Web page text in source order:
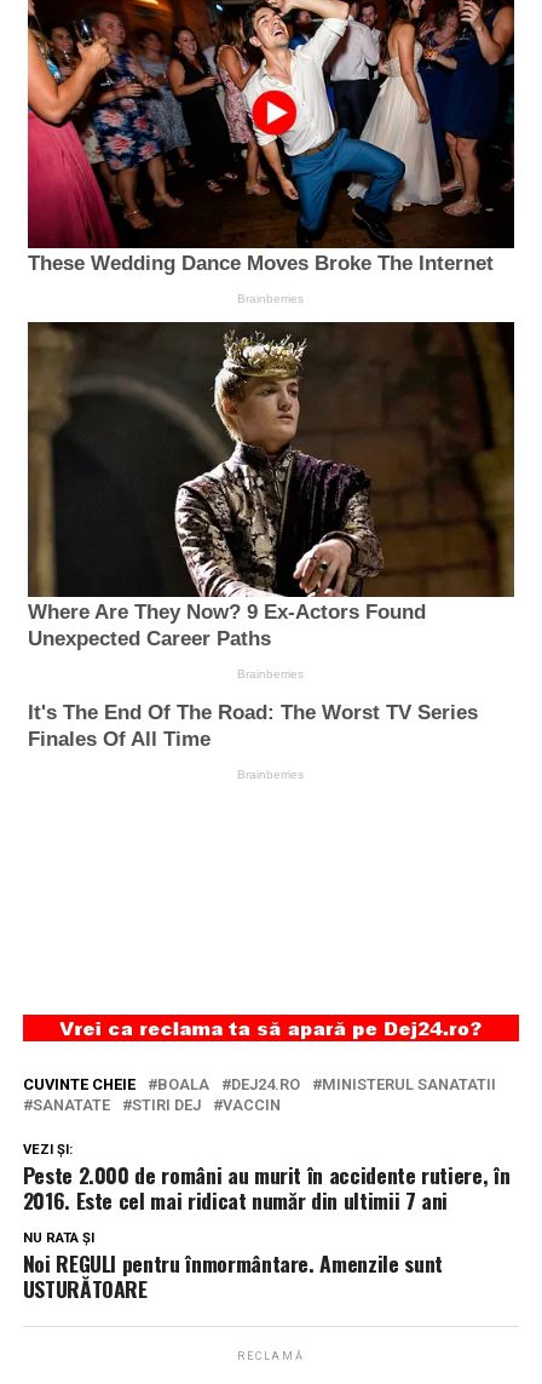
CUVINTE CHEIE BOALA DEJ24.RO
MINISTERUL SANATATII
SANATATE
STIRI DEJ VACCIN
VEZI ȘI:
Peste 2.000 de români au murit în accidente rutiere, în
2016. Este cel mai ridicat număr din ultimii 7 ani
NU RATA ȘI
Noi REGULI pentru înmormântare. Amenzile sunt
USTURĂTOARE
RECLAMĂ